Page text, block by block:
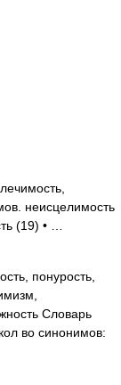
неисцелимость
(19) • …
понурость,
Словарь
во синонимов: